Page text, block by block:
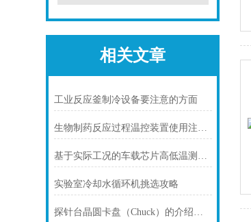
相关文章
工业反应釜制冷设备要注意的方面
生物制药反应过程温控装置使用注意事项
基于实际工况的车载芯片高低温测试chamber温度循环与冲击测试的实践
实验室冷却水循环机挑选攻略
探针台晶圆卡盘（Chuck）的介绍与应用